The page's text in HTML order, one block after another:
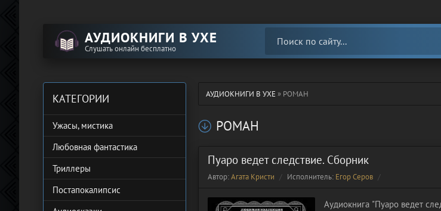
АУДИОКНИГИ В УХЕ
Слушать онлайн бесплатно
АУДИОКНИГИ В УХЕ» РОМАН
РОМАН
Пуаро ведет следствие. Сборник
Автор:Агата Кристи Исполнитель: Егор Серов
Аудиокнига "Пуаро ведет
КАТЕГОРИИ
Ужасы, мистика
Любовная фантастика
Триллеры
Постапокалипсис